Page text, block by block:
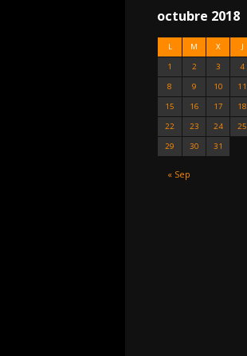
octubre 2018
L M X J
« Sep
1 2 3 4
8
9 10 11
15
16 17 18
22
23 24 25
29
30 31